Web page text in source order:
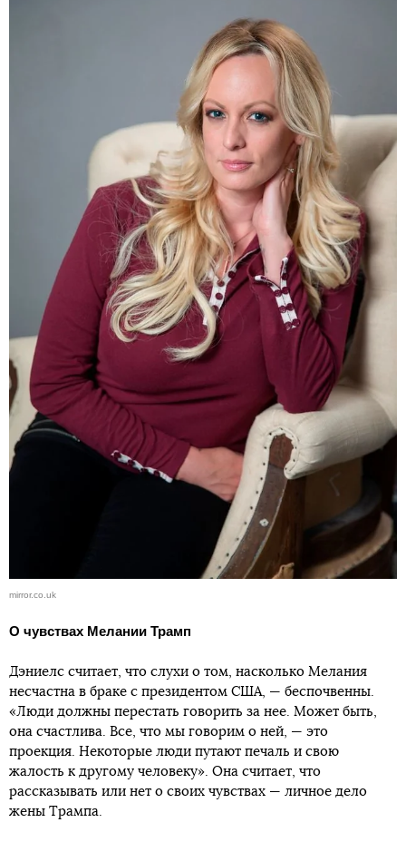
mirror.co.uk
О чувствах Мелании Трамп
Дэниелс считает, что слухи о том, насколько Мелания
несчастна в браке с президентом США, — беспочвенны.
«Люди должны перестать говорить за нее. Может быть,
она счастлива. Все, что мы говорим о ней, — это
проекция. Некоторые люди путают печаль и свою
жалость к другому человеку». Она считает, что
рассказывать или нет о своих чувствах — личное дело
жены Трампа.